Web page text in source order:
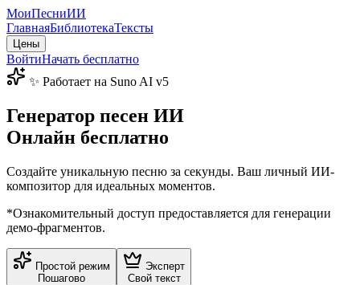
МоиПесниИИ
ГлавнаяБиблиотекаТексты
Цены
ВойтиНачать бесплатно
✨ Работает на Suno AI v5
Генератор песен ИИ
Онлайн бесплатно
Создайте уникальную песню за секунды. Ваш личный ИИ-
композитор для идеальных моментов.
*Ознакомительный доступ предоставляется для генерации
демо-фрагментов.
Простой режим
Пошагово
Эксперт
Свой текст